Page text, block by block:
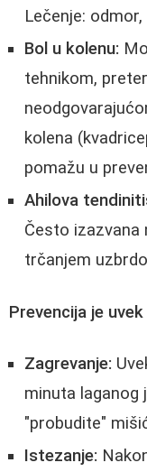
Lečenje:
Bol u kolenu:
tehnikom,
kolena
pomažu u
Ahilova
Često izazvana
trčanjem
Prevencija je
Zagrevanje:
minuta laganog
"probudite"
Istezanje: